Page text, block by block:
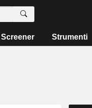
Screener Strumenti